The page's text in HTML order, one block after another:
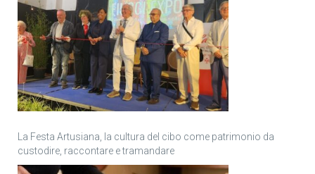
La Festa Artusiana, la cultura del cibo come patrimonio da
custodire, raccontare e tramandare